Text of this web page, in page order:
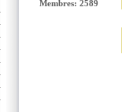
Membres: 2589